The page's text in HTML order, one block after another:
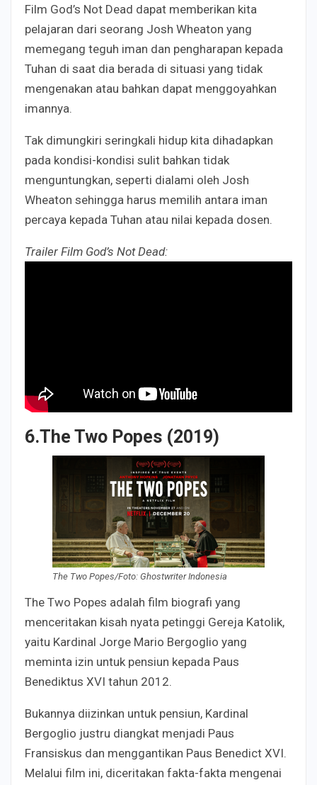
Film God’s Not Dead dapat memberikan kita
pelajaran dari seorang Josh Wheaton yang
memegang teguh iman dan pengharapan kepada
Tuhan di saat dia berada di situasi yang tidak
mengenakan atau bahkan dapat menggoyahkan
imannya.
Tak dimungkiri seringkali hidup kita dihadapkan
pada kondisi-kondisi sulit bahkan tidak
menguntungkan, seperti dialami oleh Josh
Wheaton sehingga harus memilih antara iman
percaya kepada Tuhan atau nilai kepada dosen.
Trailer Film God’s Not Dead:
6.The Two Popes (2019)
The Two Popes/Foto: Ghostwriter Indonesia
The Two Popes adalah film biografi yang
menceritakan kisah nyata petinggi Gereja Katolik,
yaitu Kardinal Jorge Mario Bergoglio yang
meminta izin untuk pensiun kepada Paus
Benediktus XVI tahun 2012.
Bukannya diizinkan untuk pensiun, Kardinal
Bergoglio justru diangkat menjadi Paus
Fransiskus dan menggantikan Paus Benedict XVI.
Melalui film ini, diceritakan fakta-fakta mengenai